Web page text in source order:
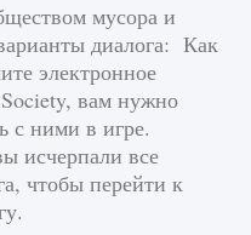
в EA FC 25
мусора и
диалога: Как
электронное
вам нужно
с ними в игре.
исчерпали все
чтобы перейти к